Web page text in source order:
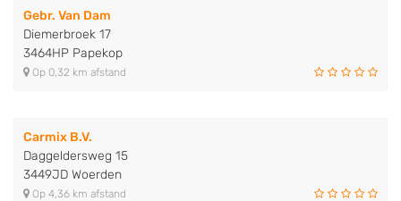
Gebr. Van Dam
Diemerbroek 17
3464HP Papekop
Op 0,32 km afstand
Carmix B.V.
Daggeldersweg 15
3449JD Woerden
Op 4,36 km afstand